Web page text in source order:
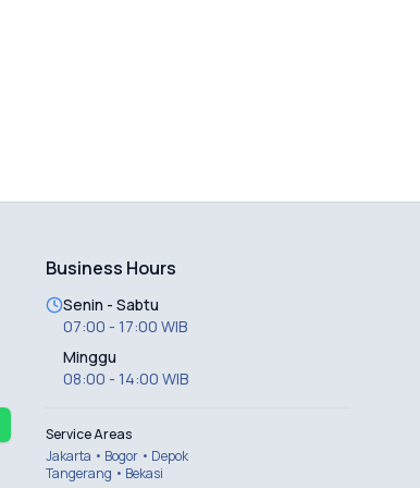
Business Hours
Senin - Sabtu
07:00 - 17:00 WIB
Minggu
08:00 - 14:00 WIB
Service Areas
Jakarta • Bogor • Depok
Tangerang • Bekasi